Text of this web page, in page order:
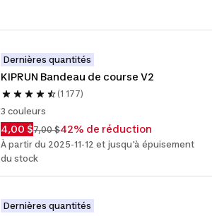
Dernières quantités
KIPRUN Bandeau de course V2
(1 177)
3 couleurs
4,00 $7,00 $42% de réduction
À partir du 2025-11-12 et jusqu'à épuisement
du stock
Dernières quantités